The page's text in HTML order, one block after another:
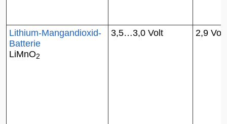
Lithium-Mangandioxid-
Batterie
LiMnO2
3,5…3,0 Volt 2,9 Volt